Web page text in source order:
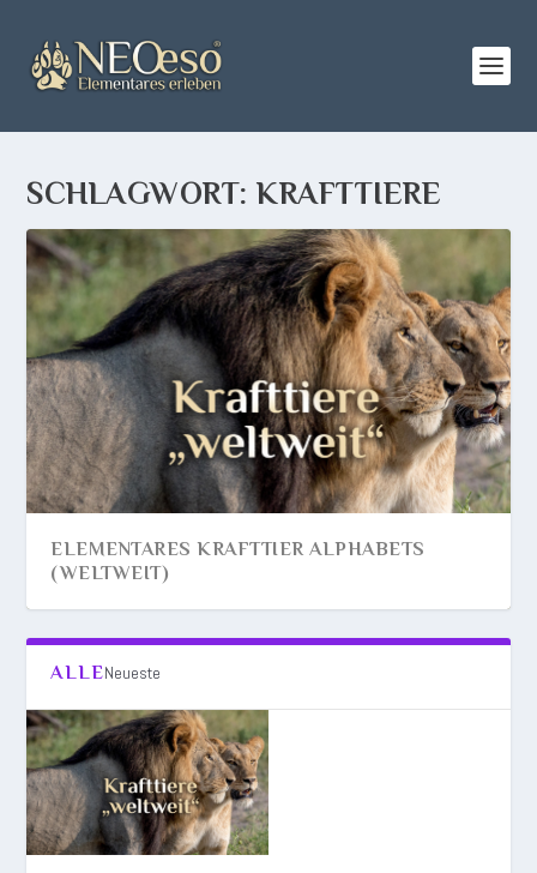
SCHLAGWORT:KRAFTTIERE
ELEMENTARES KRAFTTIER ALPHABETS
(WELTWEIT)
ALLENeueste